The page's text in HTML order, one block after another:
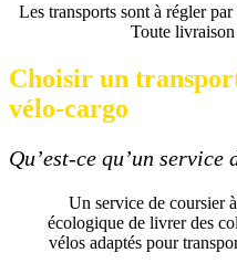
Les transports sont à régler
Toute livraison
Choisir un
vélo-cargo
Qu’est-ce qu’un
Un service de coursier
écologique de livrer des
vélos adaptés pour